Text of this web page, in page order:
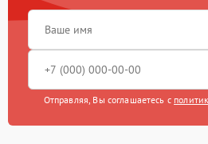
Отправляя, Вы соглашаетесь с